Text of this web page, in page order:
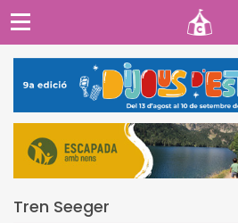
Tren Seeger